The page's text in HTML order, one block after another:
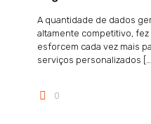
A quantidade de dados
altamente competitivo,
esforcem cada vez mais
serviços personalizados
0